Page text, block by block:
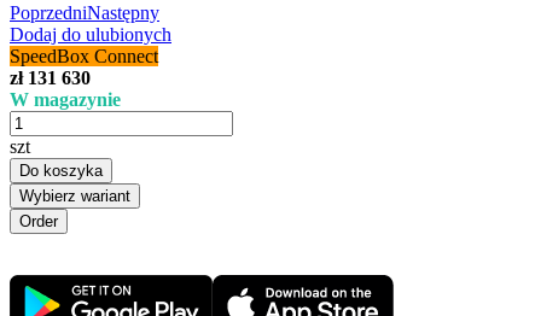
PoprzedniNastępny
Dodaj do ulubionych
SpeedBox Connect
zł 131 630
W magazynie
szt
Do koszyka
Wybierz wariant